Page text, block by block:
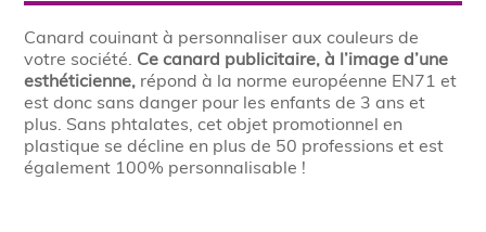
Canard couinant à personnaliser aux couleurs de
votre société. Ce canard publicitaire, à l’image d’une
esthéticienne, répond à la norme européenne EN71 et
est donc sans danger pour les enfants de 3 ans et
plus. Sans phtalates, cet objet promotionnel en
plastique se décline en plus de 50 professions et est
également 100% personnalisable !